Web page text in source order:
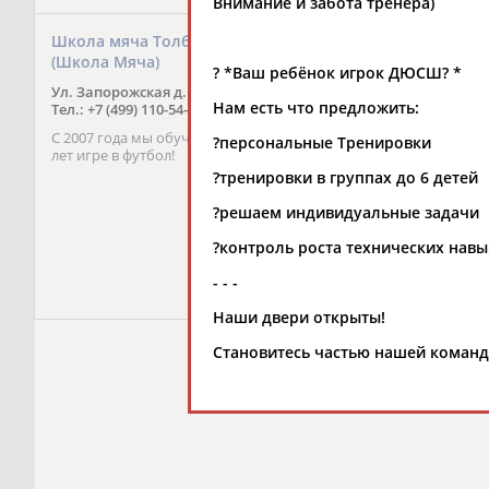
Школа мяча Толбухина
(Школа Мяча)
Ул. Запорожская д. 1
Тел.: +7 (499) 110-54-69
С 2007 года мы обучаем детей 3-14
лет игре в футбол!
Тел.: +7 (499) 110-54-69
С 2007 года мы обучаем
лет игре в футбол!
? *Ваш ребёнок игрок ДЮСШ? *
Нам есть что предложить:
?персональные Тренировки
?тренировки в группах до 6 детей
?решаем индивидуальные задачи
?контроль роста технических
- - -
Наши двери открыты!
Становитесь частью нашей